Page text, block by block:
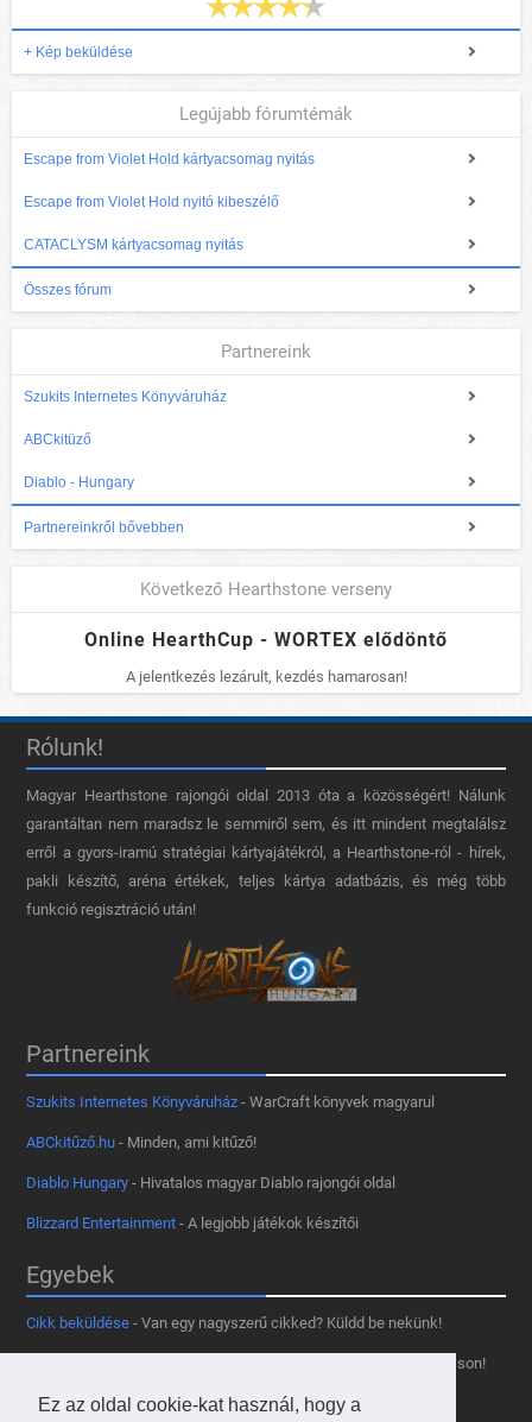
Ez az oldal cookie-kat használ, hogy a
+ Kép beküldése
Legújabb fórumtémák
Escape from Violet Hold kártyacsomag nyitás
Escape from Violet Hold nyitó kibeszélő
CATACLYSM kártyacsomag nyitás
Összes fórum
Partnereink
Szukits Internetes Könyváruház
ABCkitüző
Diablo - Hungary
Partnereinkről bővebben
Következő Hearthstone verseny
Online HearthCup - WORTEX elődöntő
A jelentkezés lezárult, kezdés hamarosan!
Rólunk!
Magyar Hearthstone​ rajongói oldal 2013 óta a közösségért! Nálunk
garantáltan nem maradsz le semmiről sem, és itt mindent megtalálsz
erről a gyors-iramú stratégiai kártyajátékról, a Hearthstone-ról - hírek,
pakli készítő, aréna értékek, teljes kártya adatbázis, és még több
funkció regisztráció után!
Partnereink
Szukits Internetes Könyváruház - WarCraft könyvek magyarul
ABCkitűző.hu - Minden, ami kitűző!
Diablo Hungary - Hivatalos magyar Diablo rajongói oldal
Blizzard Entertainment - A legjobb játékok készítői
Egyebek
Cikk beküldése - Van egy nagyszerű cikked? Küldd be nekünk!
- Tetszik az oldal? Segíts, hogy fennmaradhasson!
Kapcsolat, médiaajánlat- Lépj velünk kapcsolatba!